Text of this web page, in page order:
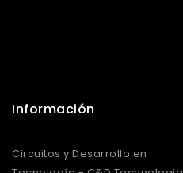
Información
Circuitos y Desarrollo en